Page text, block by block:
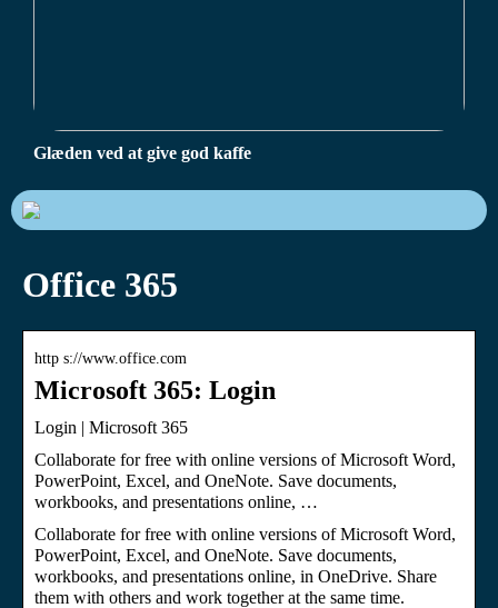
Glæden ved at give god kaffe
Office 365
http s://www.office.com
Microsoft 365: Login
Login | Microsoft 365
Collaborate for free with online versions of Microsoft Word,
PowerPoint, Excel, and OneNote. Save documents,
workbooks, and presentations online, …
Collaborate for free with online versions of Microsoft Word,
PowerPoint, Excel, and OneNote. Save documents,
workbooks, and presentations online, in OneDrive. Share
them with others and work together at the same time.